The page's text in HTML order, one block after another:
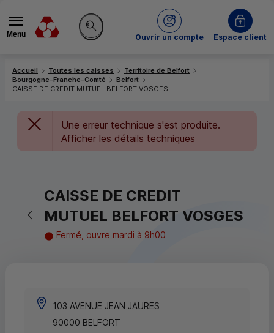
Menu
Rechercher sur le site
Ouvrir un compte
du Crédit MutuelEspace client
Accueil Toutes les caisses
Territoire de Belfort
Bourgogne-Franche-Comté
Belfort
CAISSE DE CREDIT MUTUEL BELFORT VOSGES
Une erreur technique s'est produite.
Afficher les détails techniques
Retour vers la page précédente
CAISSE DE CREDIT
MUTUEL BELFORT VOSGES
Fermé, ouvre mardi à 9h00
103 AVENUE JEAN JAURES
90000 BELFORT